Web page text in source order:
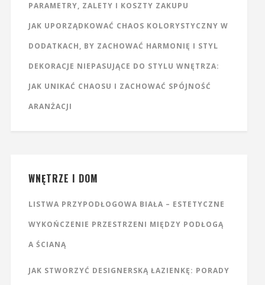
PARAMETRY, ZALETY I KOSZTY ZAKUPU
JAK UPORZĄDKOWAĆ CHAOS KOLORYSTYCZNY W
DODATKACH, BY ZACHOWAĆ HARMONIĘ I STYL
DEKORACJE NIEPASUJĄCE DO STYLU WNĘTRZA:
JAK UNIKAĆ CHAOSU I ZACHOWAĆ SPÓJNOŚĆ
ARANŻACJI
WNĘTRZE I DOM
LISTWA PRZYPODŁOGOWA BIAŁA – ESTETYCZNE
WYKOŃCZENIE PRZESTRZENI MIĘDZY PODŁOGĄ
A ŚCIANĄ
JAK STWORZYĆ DESIGNERSKĄ ŁAZIENKĘ: PORADY